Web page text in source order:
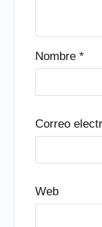
Nombre *
Correo
Web